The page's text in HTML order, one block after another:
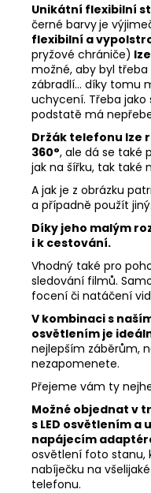
Unikátní flexibilní
černé barvyje
flexibilní a
pryžové chrániče)
možné, aby byl
zábradlí... díky tomu
uchycení. Třeba jako
podstatě má
Držák telefonu lze
360°, ale dá se také
jak na šířku, tak také
A jak je z obrázku
a případně použít jiný.
Díky jeho malým
i k cestování.
Vhodný také pro
sledování filmů.
focení či natáčení
V kombinaci s
osvětlením je
nejlepším záběrům,
nezapomenete.
Přejeme vám ty
Možné objednat v
s LED osvětlením a
napájecím
osvětlení foto stanu,
nabíječku na
telefonu.